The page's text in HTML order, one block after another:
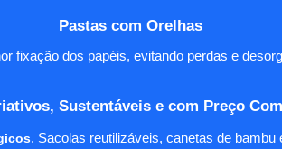
Pastas com Orelhas
fixação dos papéis, evitando perdas e
Sustentáveis e com Preço
. Sacolas reutilizáveis, canetas de